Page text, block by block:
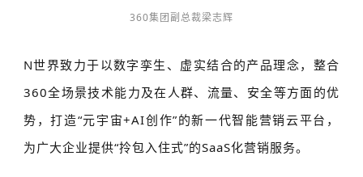
360集团副总裁梁志辉
N世界致力于以数字孪生、虚实结合的产品理念，整合
360全场景技术能力及在人群、流量、安全等方面的优
势，打造“元宇宙+AI创作”的新一代智能营销云平台，
为广大企业提供“拎包入住式”的SaaS化营销服务。